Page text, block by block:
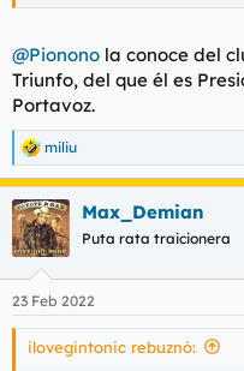
@Pionono la conoce del
Triunfo, del que él es
Portavoz.
R
e
a
c
c
i
e
s
miliu
Max_Demian
Puta rata traicionera
23 Feb 2022
ilovegintonic rebuznó: